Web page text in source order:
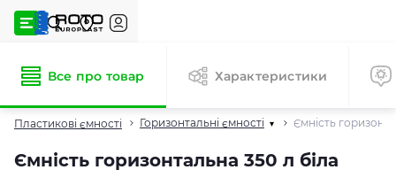
Пластикові ємності Горизонтальні ємності ▾ Ємність
Ємність горизонтальна 350 л біла
Все про товар Характеристики